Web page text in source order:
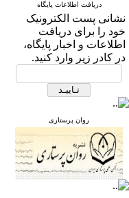
دریافت اطلاعات پایگاه
نشانی پست الکترونیک
خود را برای دریافت
اطلاعات و اخبار پایگاه،
در کادر زیر وارد کنید.
روان پرستاری